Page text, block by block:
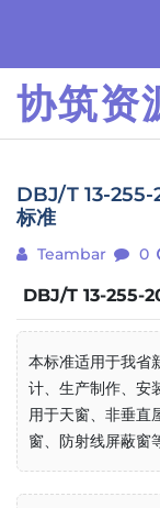
content
协筑资
DBJ/T 13-255-
标准
Teambar 0
DBJ/T 13-255-
本标准适用于我省
计、生产制作、安
用于天窗、非垂直
窗、防射线屏蔽窗